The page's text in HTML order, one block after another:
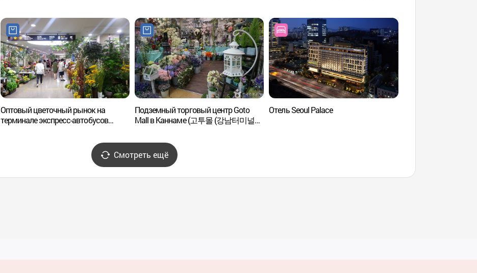
Оптовый цветочный рынок на
терминале экспресс-автобусов
Подземный торговый центр Goto
Mall в Каннаме (고투몰 (강남터미널
Отель Seoul Palace
Смотреть ещё